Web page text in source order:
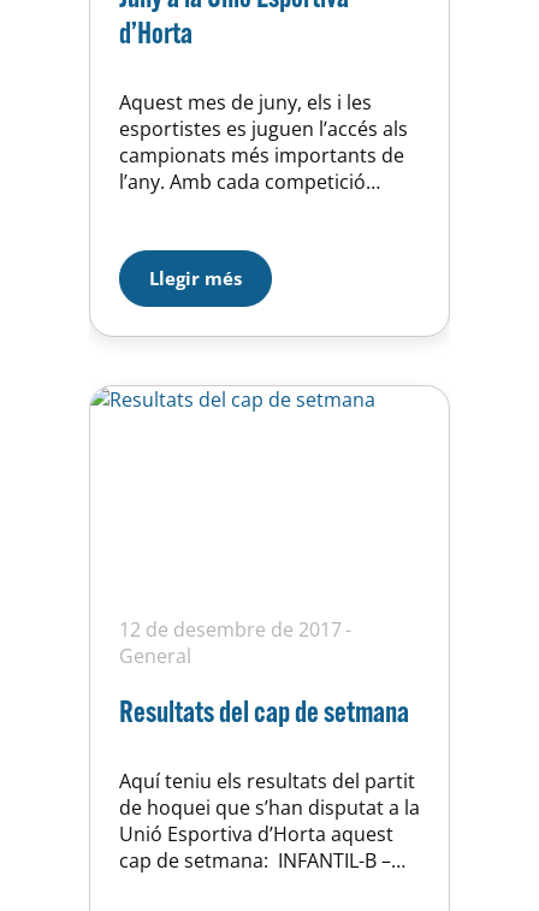
d’Horta
Aquest mes de juny, els i les
esportistes es juguen l’accés als
campionats més importants de
l’any. Amb cada competició
ens defineixen com a club.
HOQUEI Campionat de Catalunya
(6 al 8 de juny – La Seu d’Urgell)
L’equip Benjamí A…
Llegir més
12 de desembre de 2017
General
Resultats del cap de setmana
Aquí teniu els resultats del partit
de hoquei que s’han disputat a la
Unió Esportiva d’Horta aquest
cap de setmana: INFANTIL-B –